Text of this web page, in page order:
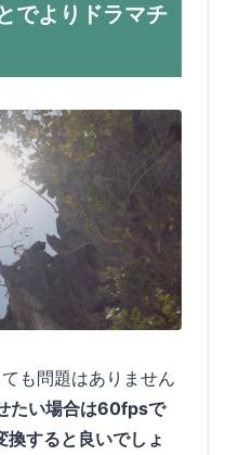
でよりドラマチ
も問題はありません
たい場合は60fpsで
すると良いでしょ